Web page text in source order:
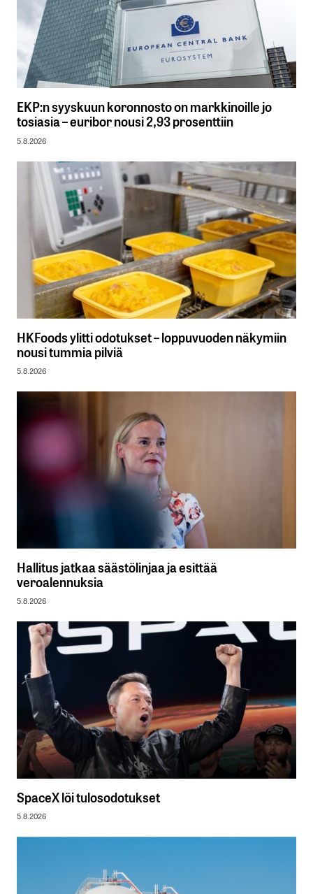
EKP:n syyskuun koronnosto on markkinoille jo
tosiasia – euribor nousi 2,93 prosenttiin
5.8.2026
HKFoods ylitti odotukset – loppuvuoden näkymiin
nousi tummia pilviä
5.8.2026
Hallitus jatkaa säästölinjaa ja esittää
veroalennuksia
5.8.2026
SpaceX löi tulosodotukset
5.8.2026